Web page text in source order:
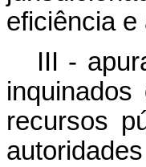
eficiência
III -
recursos